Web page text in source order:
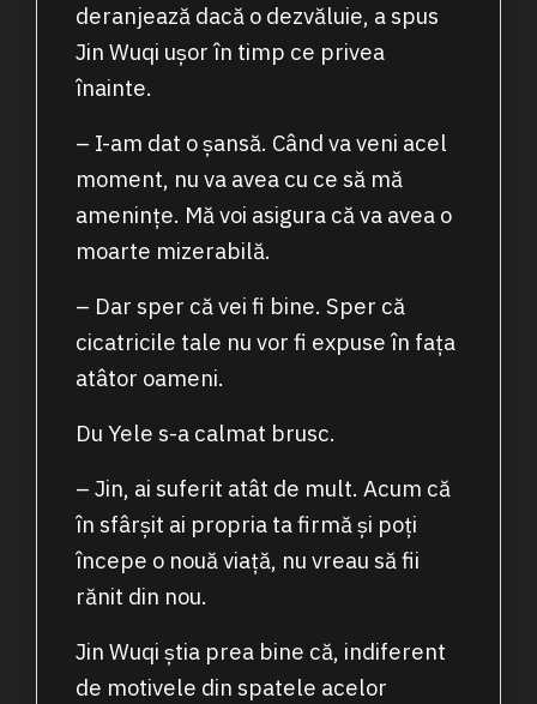
deranjează dacă o dezvăluie, a spus
Jin Wuqi ușor în timp ce privea
înainte.
– I-am dat o șansă. Când va veni acel
moment, nu va avea cu ce să mă
amenințe. Mă voi asigura că va avea o
moarte mizerabilă.
– Dar sper că vei fi bine. Sper că
cicatricile tale nu vor fi expuse în fața
atâtor oameni.
Du Yele s-a calmat brusc.
– Jin, ai suferit atât de mult. Acum că
în sfârșit ai propria ta firmă și poți
începe o nouă viață, nu vreau să fii
rănit din nou.
Jin Wuqi știa prea bine că, indiferent
de motivele din spatele acelor